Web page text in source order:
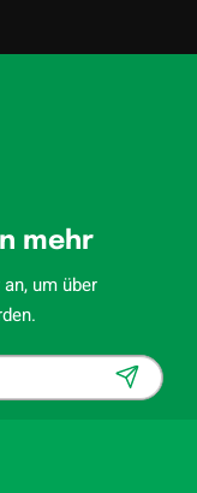
mehr
um über